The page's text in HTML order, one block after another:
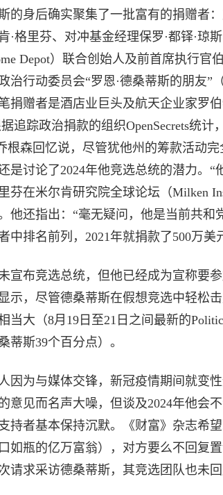
的身后确实聚集了一批富有的捐赠者
·格里芬、对冲基金经理保罗·都铎·琼
Depot）联合创始人及前首席执行官
治行动委员会“罗恩·德桑蒂斯的朋友”
捐赠者是酒店业巨头及航天企业家罗
追踪政治捐款的组织OpenSecrets统
根森回忆说，尽管犹他州的筹款活动
是讨论了2024年他竞选总统的潜力。“
芬在米尔肯研究院全球论坛（Milken
他还指出：“毫无疑问，他是当前共和
中排名前列，2021年就捐款了500万美
宣布竞选总统，但他已经成为宣称要
示，尽管德桑蒂斯在假想竞选中轻松
当大（8月19日至21日之间最新的
蒂斯39个百分点）。
因为与媒体交锋，新冠疫情期间就变
意见而名声大噪，但谈及2024年他会
持者基本保持沉默。《财富》杂志希
如瓶的亿万富翁），对方要么不回复
请求采访德桑蒂斯，其竞选团队也未回